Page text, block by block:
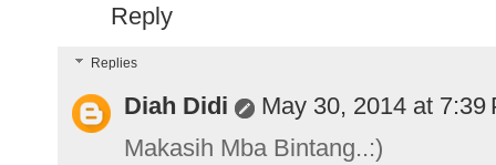
Reply
Replies
Diah Didi
May 30, 2014 at 7:39
Makasih Mba Bintang..:)